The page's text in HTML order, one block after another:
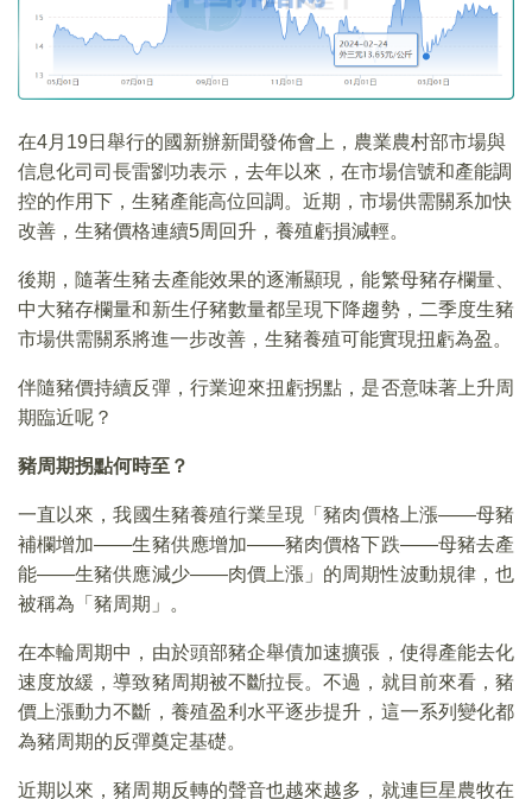
在4月19日舉行的國新辦新聞發佈會上，農業農村部市場與
信息化司司長雷劉功表示，去年以來，在市場信號和產能調
控的作用下，生豬產能高位回調。近期，市場供需關系加快
改善，生豬價格連續5周回升，養殖虧損減輕。
後期，隨著生豬去產能效果的逐漸顯現，能繁母豬存欄量、
中大豬存欄量和新生仔豬數量都呈現下降趨勢，二季度生豬
市場供需關系將進一步改善，生豬養殖可能實現扭虧為盈。
伴隨豬價持續反彈，行業迎來扭虧拐點，是否意味著上升周
期臨近呢？
豬周期拐點何時至？
一直以來，我國生豬養殖行業呈現「豬肉價格上漲——母豬
補欄增加——生豬供應增加——豬肉價格下跌——母豬去產
能——生豬供應減少——肉價上漲」的周期性波動規律，也
被稱為「豬周期」。
在本輪周期中，由於頭部豬企舉債加速擴張，使得產能去化
速度放緩，導致豬周期被不斷拉長。不過，就目前來看，豬
價上漲動力不斷，養殖盈利水平逐步提升，這一系列變化都
為豬周期的反彈奠定基礎。
近期以來，豬周期反轉的聲音也越來越多，就連巨星農牧在